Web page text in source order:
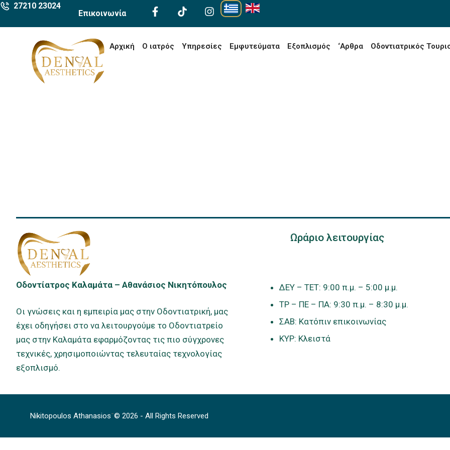
27210 23024
Επικοινωνία
Αρχική Ο ιατρός Υπηρεσίες Εμφυτεύματα Εξοπλισμός ‘Αρθρα Οδοντιατρικός
Οδοντίατρος Καλαμάτα – Αθανάσιος Νικητόπουλος
Οι γνώσεις και η εμπειρία μας στην Οδοντιατρική, μας
έχει οδηγήσει στο να λειτουργούμε το Οδοντιατρείο
μας στην Καλαμάτα εφαρμόζοντας τις πιο σύγχρονες
τεχνικές, χρησιμοποιώντας τελευταίας τεχνολογίας
εξοπλισμό.
Ωράριο λειτουργίας
ΔΕΥ – ΤΕΤ: 9:00 π.μ. – 5:00 μ.μ.
ΤΡ – ΠΕ – ΠΑ: 9:30 π.μ. – 8:30 μ.μ.
ΣΑΒ: Κατόπιν επικοινωνίας
ΚΥΡ: Κλειστά
Nikitopoulos Athanasios-© 2026 - All Rights Reserved